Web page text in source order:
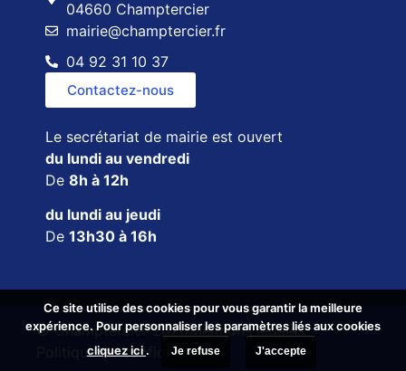
04660 Champtercier
mairie@champtercier.fr
04 92 31 10 37
Contactez-nous
Le secrétariat de mairie est ouvert
du lundi au vendredi
De 8h à 12h
du lundi au jeudi
De 13h30 à 16h
© Champtercier 2026Mentions légales
Politique de confidentialité
Ce site utilise des cookies pour vous garantir la meilleure
expérience. Pour personnaliser les paramètres liés aux cookies
cliquez ici . Je refuse J'accepte
Ce site utilise des cookies pour vous garantir la meilleure
expérience. Pour personnaliser les paramètres liés aux cookies
cliquez ici . Je refuse J'accepte